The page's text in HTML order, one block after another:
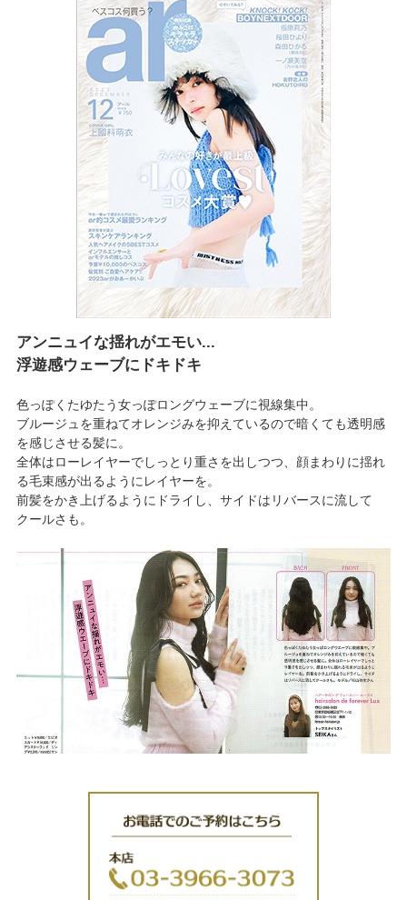
アンニュイな揺れがエモい...
浮遊感ウェーブにドキドキ
色っぽくたゆたう女っぽロングウェーブに視線集中。
ブルージュを重ねてオレンジみを抑えているので暗くても透明感
を感じさせる髪に。
全体はローレイヤーでしっとり重さを出しつつ、顔まわりに揺れ
る毛束感が出るようにレイヤーを。
前髪をかき上げるようにドライし、サイドはリバースに流して
クールさも。